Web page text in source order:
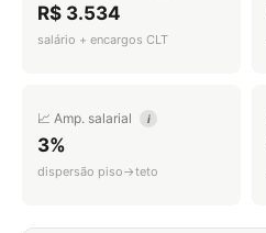
R$ 3.534
salário + encargos CLT
📈 Amp. salarial i
3%
dispersão piso→teto